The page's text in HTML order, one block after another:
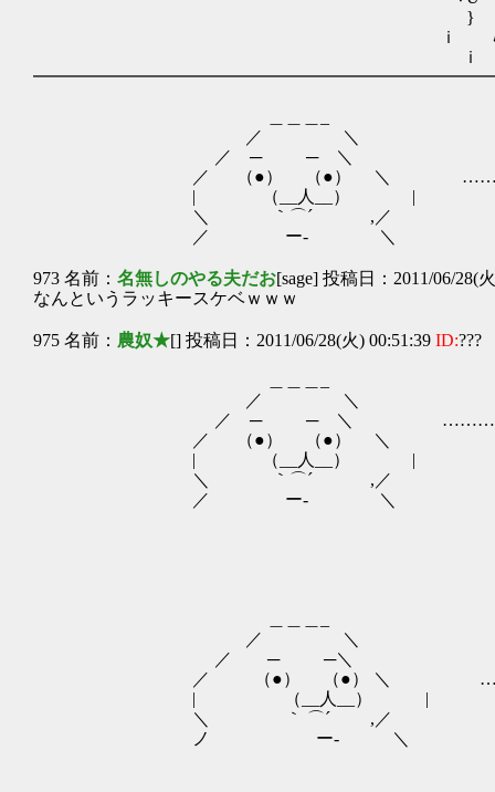
} { ｀丶、＿＿＿_
ｉ ﾊ、 ＼ .:.:::／ ／
ｉ { ∧ `≦=彡
／ ＼
／ ─ ─ ＼
／ （●） （●） ＼ …………オゥ
| （__人__） |
＼ ｀⌒´ ,／
／ ー‐ ＼
973 名前： 名無しのやる夫だお[sage] 投稿日：2011/06/28(
なんというラッキースケベｗｗｗ
975 名前： 農奴★[] 投稿日：2011/06/28(火) 00:51:39 ID:???
／ ＼
／ ─ ─ ＼
／ （●） （●） ＼
| （__人__） |
＼ ｀⌒´ ,／
／ ー‐ ＼
／ ＼
／ ─ ─＼
／ （●） （●） ＼
| （__人__） |
＼ ｀ ⌒´ ,／
ノ ー‐ ＼